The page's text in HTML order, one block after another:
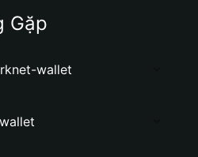
Gặp
wallet